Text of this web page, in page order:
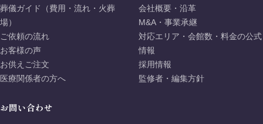
葬儀ガイド（費用・流れ・火葬
場）
ご依頼の流れ
お客様の声
お供えご注文
医療関係者の方へ
会社概要・沿革
M&A・事業承継
対応エリア・会館数・料金の公式
情報
採用情報
監修者・編集方針
お問い合わせ